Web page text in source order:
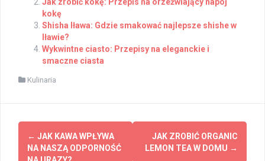
kokę
Shisha Iława: Gdzie smakować najlepsze shishe w
Iławie?
Wykwintne ciasto: Przepisy na eleganckie i
smaczne ciasta
Kulinaria
Post
navigation
← JAK KAWA WPŁYWA
NA NASZĄ ODPORNOŚĆ
JAK ZROBIĆ ORGANIC
LEMON TEA W DOMU →